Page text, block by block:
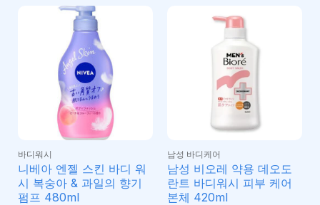
바디워시
니베아 엔젤 스킨 바디 워
시 복숭아 & 과일의 향기
펌프 480ml
남성 바디케어
남성 비오레 약용 데오도
란트 바디워시 피부 케어
본체 420ml